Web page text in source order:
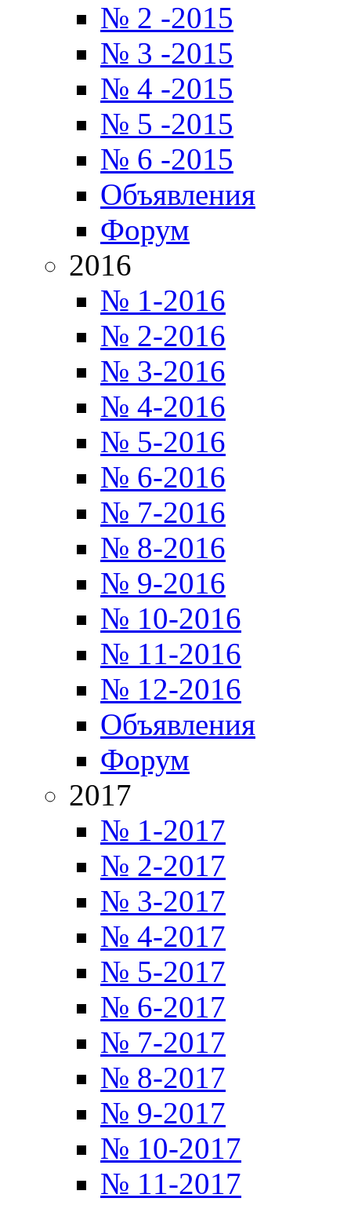
№ 2 -2015
№ 3 -2015
№ 4 -2015
№ 5 -2015
№ 6 -2015
Объявления
Форум
2016
№ 1-2016
№ 2-2016
№ 3-2016
№ 4-2016
№ 5-2016
№ 6-2016
№ 7-2016
№ 8-2016
№ 9-2016
№ 10-2016
№ 11-2016
№ 12-2016
Объявления
Форум
2017
№ 1-2017
№ 2-2017
№ 3-2017
№ 4-2017
№ 5-2017
№ 6-2017
№ 7-2017
№ 8-2017
№ 9-2017
№ 10-2017
№ 11-2017